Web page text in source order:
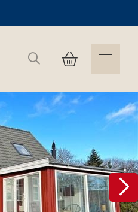
Suchen